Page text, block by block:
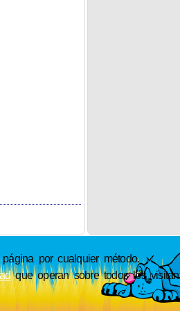
por cualquier método.
que operan sobre todos los